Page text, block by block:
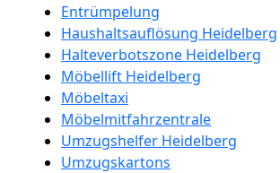
Entrümpelung
Haushaltsauflösung Heidelberg
Halteverbotszone Heidelberg
Möbellift Heidelberg
Möbeltaxi
Möbelmitfahrzentrale
Umzugshelfer Heidelberg
Umzugskartons